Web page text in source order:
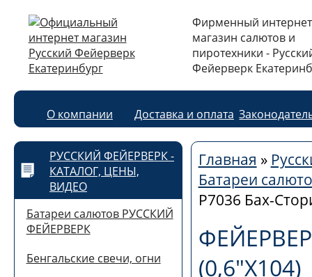
Фирменный интернет
магазин салютов и
пиротехники -
Фейерверк
О компании Доставка и оплата
РУССКИЙ ФЕЙЕРВЕРК -
КАТАЛОГ, ЦЕНЫ,
ВИДЕО
Батареи салютов РУССКИЙ
ФЕЙЕРВЕРК
Бенгальские свечи, огни
Главная »
Батареи
Р7036 Бах-
(0,6"Х104)